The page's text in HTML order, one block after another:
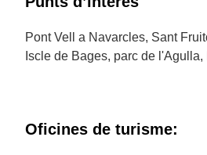
Pont Vell a Navarcles, Sant
Iscle de Bages, parc de l'Agulla,
Oficines de turisme: